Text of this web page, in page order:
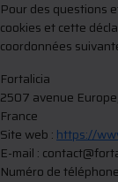
Pour des questions
cookies et cette
coordonnées
Fortalicia
2507 avenue
France
Site web : https://
E-mail : contact@
Numéro de